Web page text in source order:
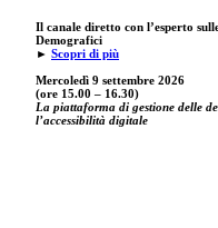
Il canale diretto con l’esperto
Demografici
► Scopri di più
Mercoledì 9 settembre 2026
(ore 15.00 – 16.30)
La piattaforma di gestione delle
l’accessibilità digitale